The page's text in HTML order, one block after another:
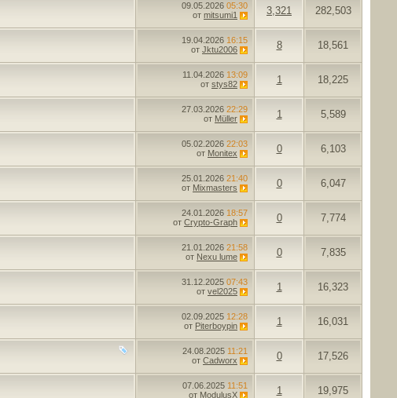
09.05.2026 05:30
от mitsumi1 3,321 282,503
19.04.2026 16:15
от Jktu2006 8 18,561
11.04.2026 13:09
от stys82 1 18,225
27.03.2026 22:29
от Müller 1 5,589
05.02.2026 22:03
от Monitex 0 6,103
25.01.2026 21:40
от Mixmasters 0 6,047
24.01.2026 18:57
от Crypto-Graph 0 7,774
21.01.2026 21:58
от Nexu lume 0 7,835
31.12.2025 07:43
от vel2025 1 16,323
02.09.2025 12:28
от Piterboypin 1 16,031
24.08.2025 11:21
от Cadworx 0 17,526
07.06.2025 11:51
от ModulusX 1 19,975